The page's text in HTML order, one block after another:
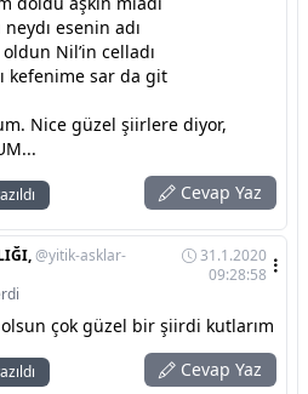
neydı esenin adı
Nil’in celladı
kefenime sar da git
Nice güzel şiirlere diyor,
Cevap Yaz
@yitik-asklar-
31.1.2020
09:28:58
çok güzel bir şiirdi kutlarım
Cevap Yaz